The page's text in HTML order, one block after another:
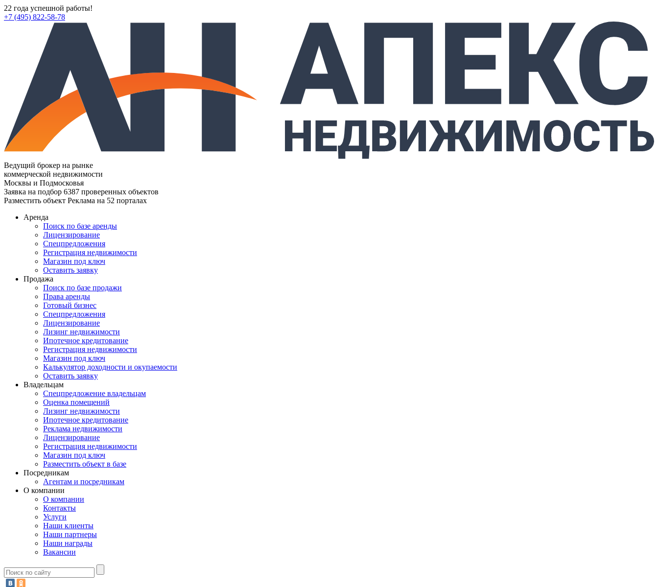
22 года успешной работы!
+7 (495) 822-58-78
Ведущий брокер на рынке
коммерческой недвижимости
Москвы и Подмосковья
Заявка на подбор 6387 проверенных объектов
Разместить объект Реклама на 52 порталах
Аренда
Поиск по базе аренды
Лицензирование
Спецпредложения
Регистрация недвижимости
Магазин под ключ
Оставить заявку
Продажа
Поиск по базе продажи
Права аренды
Готовый бизнес
Спецпредложения
Лицензирование
Лизинг недвижимости
Ипотечное кредитование
Регистрация недвижимости
Магазин под ключ
Калькулятор доходности и окупаемости
Оставить заявку
Владельцам
Спецпредложение владельцам
Оценка помещений
Лизинг недвижимости
Ипотечное кредитование
Реклама недвижимости
Лицензирование
Регистрация недвижимости
Магазин под ключ
Разместить объект в базе
Посредникам
Агентам и посредникам
О компании
О компании
Контакты
Услуги
Наши клиенты
Наши партнеры
Наши награды
Вакансии